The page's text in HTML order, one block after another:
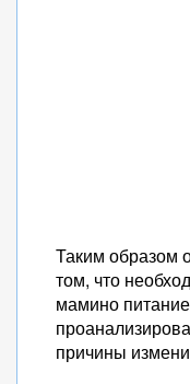
Таким образом
том, что
мамино
причины